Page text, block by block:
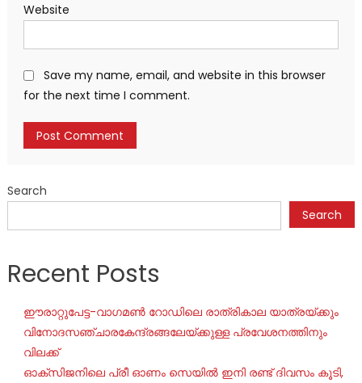
Website
Save my name, email, and website in this browser
for the next time I comment.
Search
Search
Recent Posts
ഈരാറ്റുപേട്ട-വാഗമൺ റോഡിലെ രാത്രികാല യാത്രയ്ക്കും
വിനോദസഞ്ചാരകേന്ദ്രങ്ങലേയ്ക്കുള്ള പ്രവേശനത്തിനും
വിലക്ക്
ഓക്‌സിജനിലെ പ്രീ ഓണം സെയില്‍ ഇനി രണ്ട് ദിവസം കൂടി,